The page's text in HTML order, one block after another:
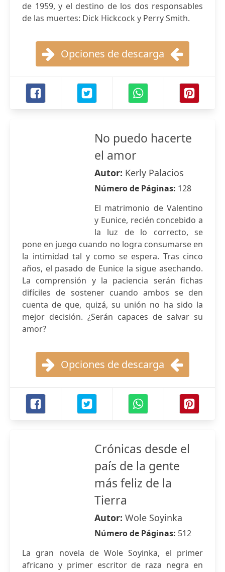
de 1959, y el destino de los dos responsables
de las muertes: Dick Hickcock y Perry Smith.
Opciones de descarga
No puedo hacerte
el amor
Autor: Kerly Palacios
Número de Páginas: 128
El matrimonio de Valentino
y Eunice, recién concebido a
la luz de lo correcto, se
pone en juego cuando no logra consumarse en
la intimidad tal y como se espera. Tras cinco
años, el pasado de Eunice la sigue asechando.
La comprensión y la paciencia serán fichas
difíciles de sostener cuando ambos se den
cuenta de que, quizá, su unión no ha sido la
mejor decisión. ¿Serán capaces de salvar su
amor?
Opciones de descarga
Crónicas desde el
país de la gente
más feliz de la
Tierra
Autor: Wole Soyinka
Número de Páginas: 512
La gran novela de Wole Soyinka, el primer
africano y primer escritor de raza negra en